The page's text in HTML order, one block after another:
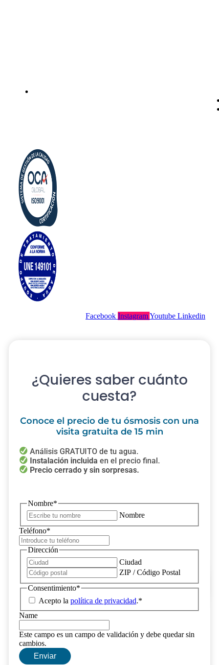
Facebook InstagramYoutube Linkedin
¿Quieres saber cuánto
cuesta?
Conoce el precio de tu ósmosis con una
visita gratuita de 15 min
Análisis GRATUITO de tu agua.
Instalación incluida en el precio final.
Precio cerrado y sin sorpresas.
Nombre*
Nombre
Teléfono*
Dirección
Ciudad
ZIP / Código Postal
Consentimiento*
Acepto la política de privacidad.*
Name
Este campo es un campo de validación y debe quedar sin
cambios.